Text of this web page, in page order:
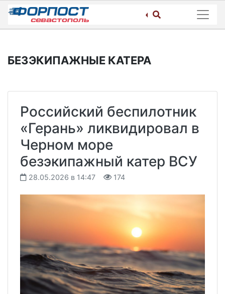
Skip
content
БЕЗЭКИПАЖНЫЕ КАТЕРА
Российский беспилотник
«Герань» ликвидировал в
Черном море
безэкипажный катер ВСУ
28.05.2026 в 14:47 174